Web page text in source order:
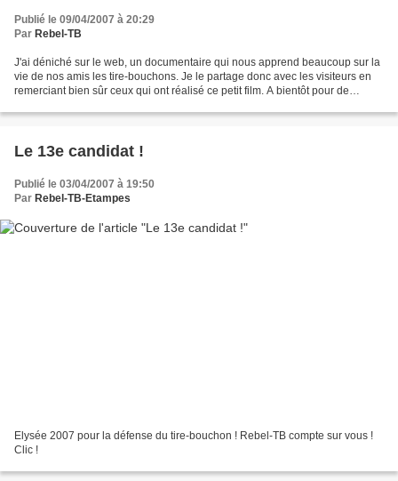
Publié le 09/04/2007 à 20:29
Par Rebel-TB
J'ai déniché sur le web, un documentaire qui nous apprend beaucoup sur la
vie de nos amis les tire-bouchons. Je le partage donc avec les visiteurs en
remerciant bien sûr ceux qui ont réalisé ce petit film. A bientôt pour de
Le 13e candidat !
Publié le 03/04/2007 à 19:50
Par Rebel-TB-Etampes
Elysée 2007 pour la défense du tire-bouchon ! Rebel-TB compte sur vous !
Clic !